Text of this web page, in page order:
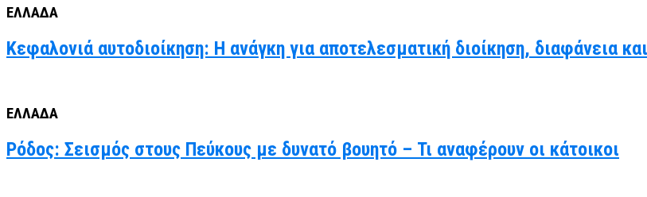
ΕΛΛΑΔΑ
Κεφαλονιά αυτοδιοίκηση: Η ανάγκη για αποτελεσματική διοίκηση, διαφάνεια
ΕΛΛΑΔΑ
Ρόδος: Σεισμός στους Πεύκους με δυνατό βουητό – Τι αναφέρουν οι κάτοικοι